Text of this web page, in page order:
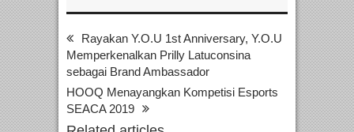
Rayakan Y.O.U 1st Anniversary, Y.O.U
Memperkenalkan Prilly Latuconsina
sebagai Brand Ambassador
HOOQ Menayangkan Kompetisi Esports
SEACA 2019